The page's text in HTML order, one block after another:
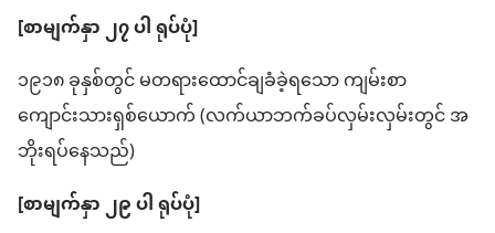
[စာမျက်နှာ ၂၇ ပါ ရုပ်ပုံ]
၁၉၁၈ ခုနှစ်​တွင် မတရား​ထောင်ချ​ခံ​ခဲ့​ရသော ကျမ်းစာ​
ကျောင်းသား​ရှစ်ယောက် (လက်ယာဘက်​ခပ်​လှမ်း​လှမ်း​တွင် အ
ဘိုး​ရပ်နေ​သည်)
[စာမျက်နှာ ၂၉ ပါ ရုပ်ပုံ]